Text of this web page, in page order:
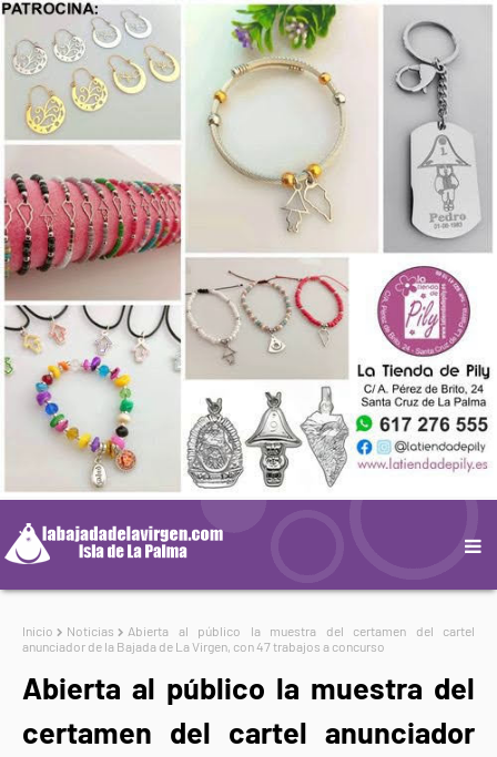
Inicio Noticias
Abierta al público la muestra del certamen del cartel
anunciador de la Bajada de La Virgen, con 47 trabajos a concurso
Abierta al público la muestra del
certamen del cartel anunciador